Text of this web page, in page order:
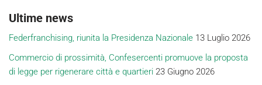
Ultime news
Federfranchising, riunita la Presidenza Nazionale 13 Luglio 2026
Commercio di prossimità, Confesercenti promuove la proposta
di legge per rigenerare città e quartieri 23 Giugno 2026